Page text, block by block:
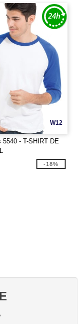
W12
5540 - T-SHIRT DE
-18%